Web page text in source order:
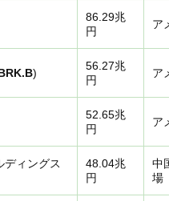
86.29兆
円
ア
)
56.27兆
円
ア
52.65兆
円
ア
ディングス
48.04兆
円
中
場